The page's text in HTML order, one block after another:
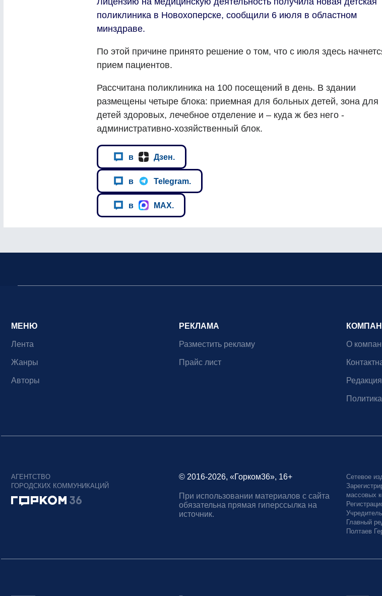
поликлиника в Новохоперске, сообщили 6 июля в областном
минздраве.
По этой причине принято решение о том, что с июля здесь
прием пациентов.
Рассчитана поликлиника на 100 посещений в день. В здании
размещены четыре блока: приемная для больных детей, зона для
детей здоровых, лечебное отделение и – куда ж без него -
административно-хозяйственный блок.
в Дзен.
в Telegram.
в MAX.
МЕНЮ
Лента
Жанры
Авторы
РЕКЛАМА
Разместить рекламу
Прайс лист
О
Редакция
АГЕНТСТВО
ГОРОДСКИХ КОММУНИКАЦИЙ
© 2016-2026, «Горком36», 16+
При использовании материалов с сайта
обязательна прямая гиперссылка на
источник.
Сетевое
массовых
Главный
Полтаев